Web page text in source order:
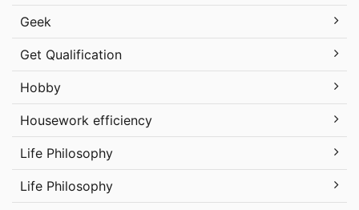
Geek
Get Qualification
Hobby
Housework efficiency
Life Philosophy
Life Philosophy